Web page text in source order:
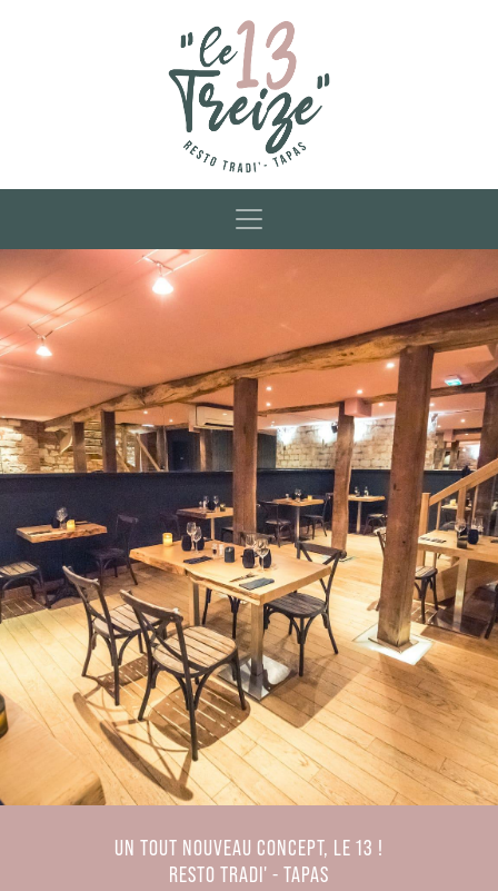
UN TOUT NOUVEAU CONCEPT, LE 13 !
RESTO TRADI' - TAPAS